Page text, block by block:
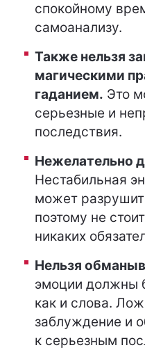
спокойному
самоанализу.
Также нельзя
магическими
гаданием. Это
серьезные и
последствия.
Нежелательно
Нестабильная
может
поэтому не
никаких
Нельзя
эмоции должны
как и слова.
заблуждение и
к серьезным